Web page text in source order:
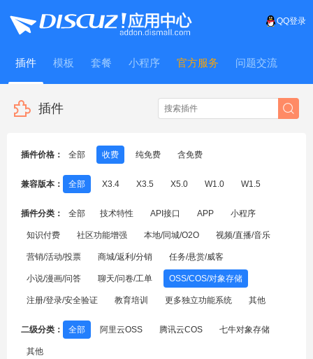
QQ登录
插件 模板 套餐 小程序 官方服务 问题交流
WitFrame
插件
插件价格： 全部 收费 纯免费 含免费
兼容版本： 全部 X3.4 X3.5 X5.0 W1.0 W1.5
插件分类： 全部 技术特性 API接口 APP 小程序
知识付费 社区功能增强 本地/同城/O2O 视频/直播/音乐
营销/活动/投票 商城/返利/分销 任务/悬赏/威客
小说/漫画/问答 聊天/问卷/工单 OSS/COS/对象存储
注册/登录/安全验证 教育培训 更多独立功能系统 其他
二级分类： 全部 阿里云OSS 腾讯云COS 七牛对象存储
其他